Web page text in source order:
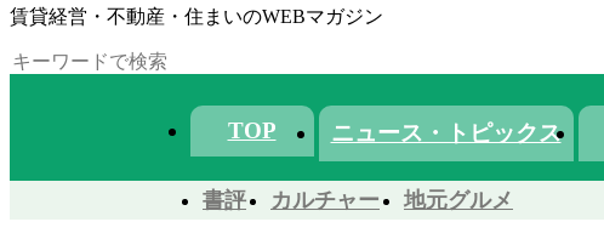
賃貸経営・不動産・住まいのWEBマガジン
TOP ニュース・トピックス
書評 カルチャー 地元グルメ